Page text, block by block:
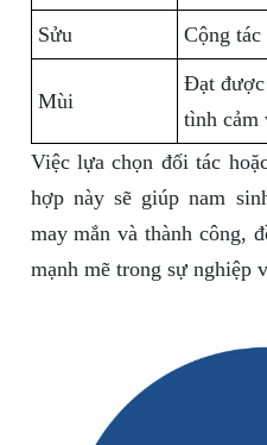
Sửu Cộng
Mùi
Đạt được
tình cảm
Việc lựa chọn đối tác
hợp này sẽ giúp nam
may mắn và thành công,
mạnh mẽ trong sự nghiệp